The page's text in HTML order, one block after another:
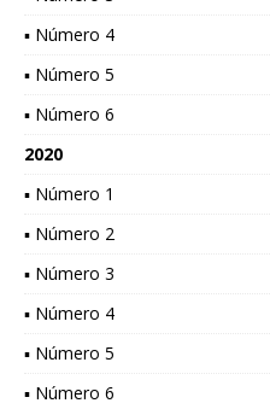
▪ Número 4
▪ Número 5
▪ Número 6
2020
▪ Número 1
▪ Número 2
▪ Número 3
▪ Número 4
▪ Número 5
▪ Número 6